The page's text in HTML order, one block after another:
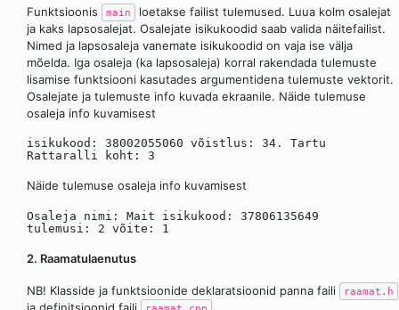
Funktsioonis main
loetakse failist tulemused. Luua kolm osalejat
ja kaks lapsosalejat. Osalejate isikukoodid saab valida näitefailist.
Nimed ja lapsosaleja vanemate isikukoodid on vaja ise välja
mõelda. Iga osaleja (ka lapsosaleja) korral rakendada tulemuste
lisamise funktsiooni kasutades argumentidena tulemuste vektorit.
Osalejate ja tulemuste info kuvada ekraanile. Näide tulemuse
osaleja info kuvamisest
isikukood: 38002055060 võistlus: 34. Tartu
Rattaralli koht: 3
Näide tulemuse osaleja info kuvamisest
Osaleja nimi: Mait isikukood: 37806135649
tulemusi: 2 võite: 1
2. Raamatulaenutus
NB! Klasside ja funktsioonide deklaratsioonid panna faili raamat.h